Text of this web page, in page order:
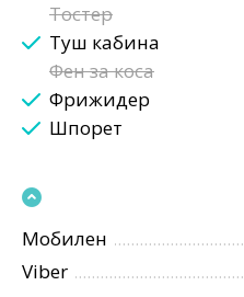
Тостер
Туш кабина
Фен за коса
Фрижидер
Шпорет
Мобилен
Viber